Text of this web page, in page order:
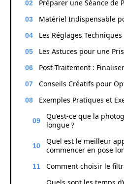
Préparer une Séance de
Matériel Indispensable
Les Réglages
Les Astuces pour une
Post-Traitement :
Conseils Créatifs pour
Exemples Pratiques et
Qu’est-ce que la
longue ?
Quel est le meilleur
commencer en pose
Comment choisir le
Quels sont les temps